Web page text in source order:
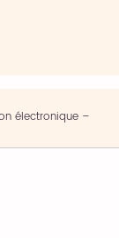
électronique –